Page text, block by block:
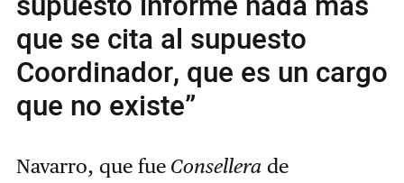
que se cita al supuesto
Coordinador, que es un cargo
que no existe”
Navarro, que fueConsellerade